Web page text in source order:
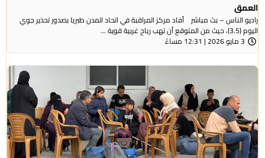
العمق
راديو الناس – بث مباشر أفاد مركز المراقبة في اتحاد المدن طبريا بصدور تحذير جوي
اليوم (3.5)، حيث من المتوقع أن تهب رياح غربية قوية ...
3 مايو 2026 | 12:31 مساءً